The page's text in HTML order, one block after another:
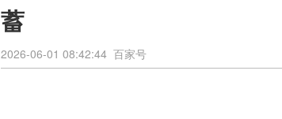
蓄
2026-06-01 08:42:44 百家号